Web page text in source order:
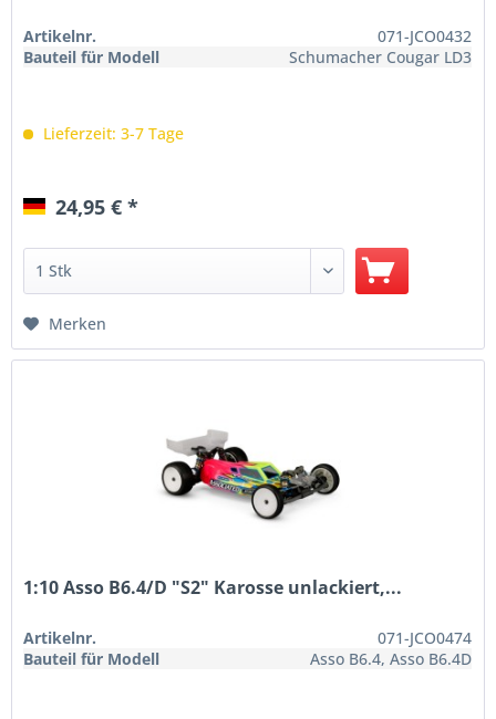
Artikelnr.
071-JCO0432
Bauteil für Modell
Schumacher Cougar LD3
Lieferzeit: 3-7 Tage
24,95 € *
Merken
1:10 Asso B6.4/D "S2" Karosse unlackiert,...
Artikelnr.
071-JCO0474
Bauteil für Modell
Asso B6.4, Asso B6.4D